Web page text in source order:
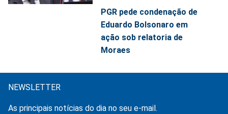
PGR pede condenação de
Eduardo Bolsonaro em
ação sob relatoria de
Moraes
NEWSLETTER
As principais notícias do dia no seu e-mail.